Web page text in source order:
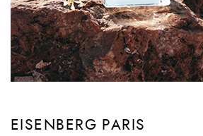
EISENBERG PARIS